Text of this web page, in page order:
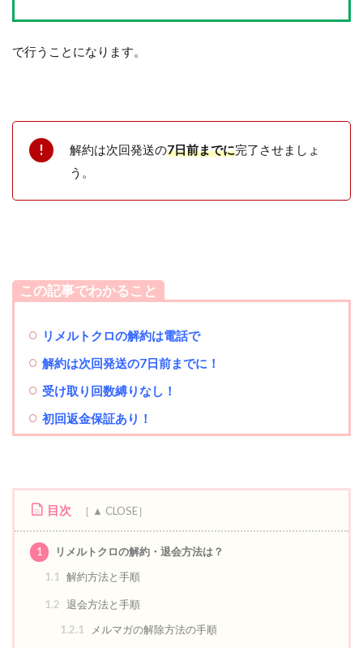
で行うことになります。
解約は次回発送の7日前までに完了させましょ
う。
この記事でわかること
リメルトクロの解約は電話で
解約は次回発送の7日前までに！
受け取り回数縛りなし！
初回返金保証あり！
目次
1
リメルトクロの解約・退会方法は？
1.1
解約方法と手順
1.2 退会方法と手順
1.2.1
メルマガの解除方法の手順